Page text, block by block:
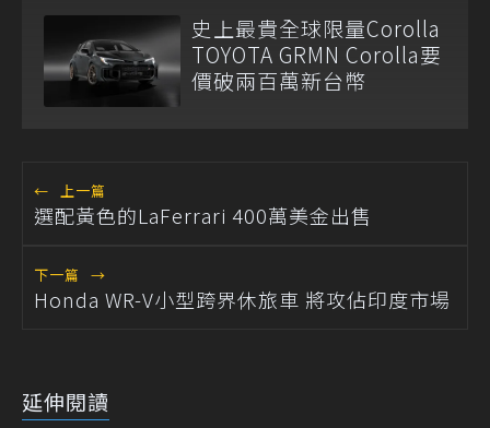
史上最貴全球限量Corolla
TOYOTA GRMN Corolla要
價破兩百萬新台幣
← 上一篇
選配黃色的LaFerrari 400萬美金出售
下一篇 →
Honda WR-V小型跨界休旅車 將攻佔印度市場
延伸閱讀